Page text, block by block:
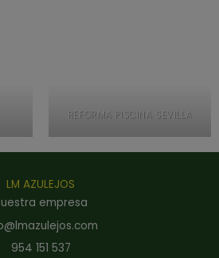
REFORMA PISCINA SEVILLA
LM AZULEJOS
empresa
954 151 537